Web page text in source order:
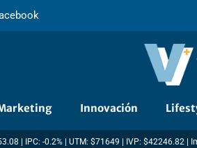
Innovación
| IPC: -0.2% | UTM: $71649 | IVP: $42246.82 |